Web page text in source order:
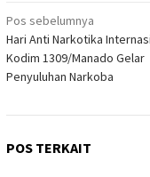
Navigasi
pos
Pos sebelumnya
Hari Anti Narkotika
Kodim 1309/Manado Gelar
Penyuluhan Narkoba
POS TERKAIT